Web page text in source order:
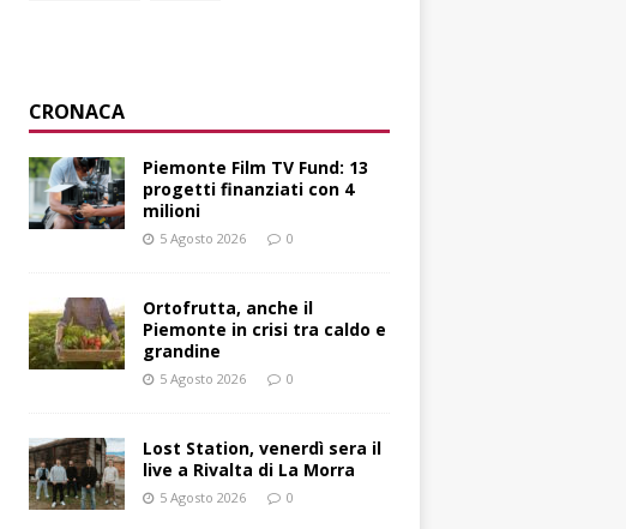
CRONACA
Piemonte Film TV Fund: 13
progetti finanziati con 4
milioni
5 Agosto 2026 0
Ortofrutta, anche il
Piemonte in crisi tra caldo e
grandine
5 Agosto 2026 0
Lost Station, venerdì sera il
live a Rivalta di La Morra
5 Agosto 2026 0